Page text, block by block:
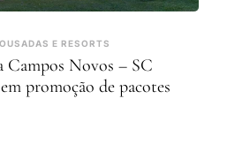
E RESORTS
Campos Novos – SC
promoção de pacotes